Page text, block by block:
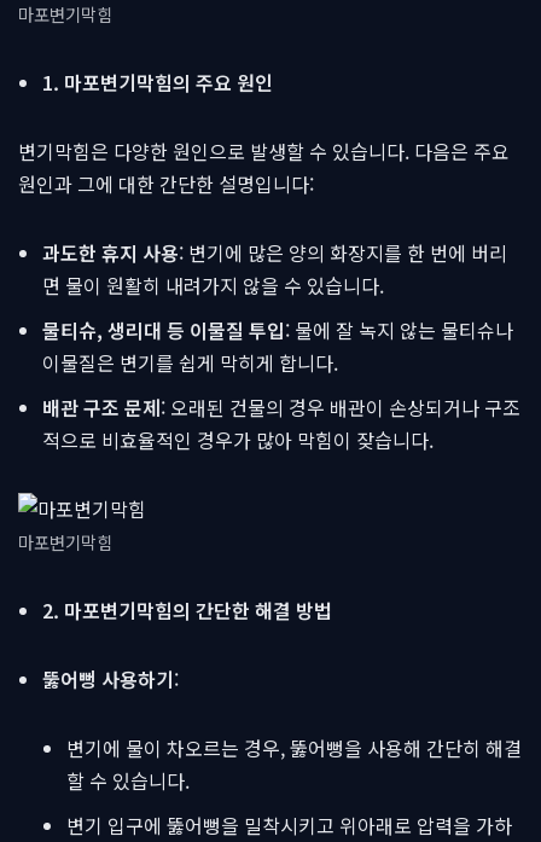
마포변기막힘
1. 마포변기막힘의 주요 원인
변기막힘은 다양한 원인으로 발생할 수 있습니다. 다음은 주요
원인과 그에 대한 간단한 설명입니다:
과도한 휴지 사용: 변기에 많은 양의 화장지를 한 번에 버리
면 물이 원활히 내려가지 않을 수 있습니다.
물티슈, 생리대 등 이물질 투입: 물에 잘 녹지 않는 물티슈나
이물질은 변기를 쉽게 막히게 합니다.
배관 구조 문제: 오래된 건물의 경우 배관이 손상되거나 구조
적으로 비효율적인 경우가 많아 막힘이 잦습니다.
마포변기막힘
2. 마포변기막힘의 간단한 해결 방법
뚫어뻥 사용하기:
변기에 물이 차오르는 경우, 뚫어뻥을 사용해 간단히 해결
할 수 있습니다.
변기 입구에 뚫어뻥을 밀착시키고 위아래로 압력을 가하